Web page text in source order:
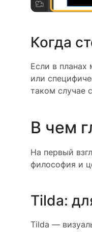
Когда
Если в планах
или
таком случае
В чем
На первый
философия и
Tilda:
Tilda —